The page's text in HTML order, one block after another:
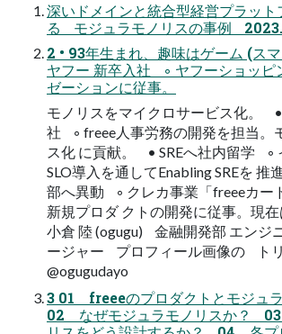
深いドメインと統合型経営プラット
る モジュラモノリスの事例
2 • 93年生まれ、趣味はゲーム (ス
ヤフー 新卒入社 ◦ ヤフーショッピ
ゼーションに従事。
モノリスをマイクロサービス化。 •
社 ◦ freee人事労務の開発を担当。
ス化 に貢献。 • SREへ社内留学 ◦
SLO導入を通してEnabling SREを
部へ異動 ◦ クレカ事業「freeeカー
新規プロダ クトの開発に従事。現
小倉 陸 (ogugu) 金融開発部 エンジ
ージャー プロフィール画像の ト
@ogugudayo
3 01 freeeのプロダクトとモジュ
02 なぜモジュラモノリスか？